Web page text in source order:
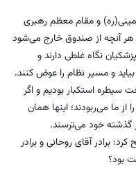
و مقام معظم رهبری
و هر آنچه از صندوق خارج می‌شود
نگاه غلطی دارند و
و مسیر نظام را عوض کنند.
سیطره استکبار بودیم و اگر
ما می‌ربودند؛ اینها همان
خود می‌ترسند.
برادر آقای روحانی و برادر
بود؟